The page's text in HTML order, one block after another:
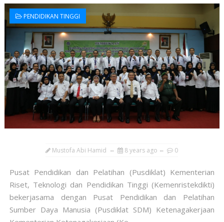
PENDIDIKAN TINGGI
Mustofa Abi Hamid 8 years ago 0
Pusat Pendidikan dan Pelatihan (Pusdiklat) Kementerian
Riset, Teknologi dan Pendidikan Tinggi (Kemenristekdikti)
bekerjasama dengan Pusat Pendidikan dan Pelatihan
Sumber Daya Manusia (Pusdiklat SDM) Ketenagakerjaan